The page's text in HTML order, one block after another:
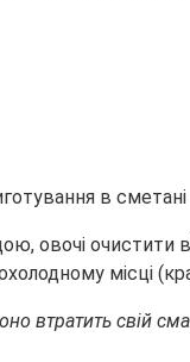
овочі
місці
втратить свій